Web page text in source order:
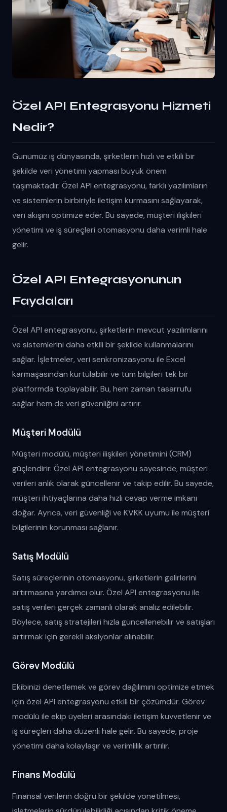
Özel API Entegrasyonu Hizmeti
Nedir?
Günümüz iş dünyasında, şirketlerin hızlı ve etkili bir
şekilde veri yönetimi yapması büyük önem
taşımaktadır. Özel API entegrasyonu, farklı yazılımların
ve sistemlerin birbiriyle iletişim kurmasını sağlayarak,
veri akışını optimize eder. Bu sayede, müşteri ilişkileri
yönetimi ve iş süreçleri otomasyonu daha verimli hale
gelir.
Özel API Entegrasyonunun
Faydaları
Özel API entegrasyonu, şirketlerin mevcut yazılımlarını
ve sistemlerini daha etkili bir şekilde kullanmalarını
sağlar. İşletmeler, veri senkronizasyonu ile Excel
karmaşasından kurtulabilir ve tüm bilgileri tek bir
platformda toplayabilir. Bu, hem zaman tasarrufu
sağlar hem de veri güvenliğini artırır.
Müşteri Modülü
Müşteri modülü, müşteri ilişkileri yönetimini (CRM)
güçlendirir. Özel API entegrasyonu sayesinde, müşteri
verileri anlık olarak güncellenir ve takip edilir. Bu sayede,
müşteri ihtiyaçlarına daha hızlı cevap verme imkanı
doğar. Ayrıca, veri güvenliği ve KVKK uyumu ile müşteri
bilgilerinin korunması sağlanır.
Satış Modülü
Satış süreçlerinin otomasyonu, şirketlerin gelirlerini
artırmasına yardımcı olur. Özel API entegrasyonu ile
satış verileri gerçek zamanlı olarak analiz edilebilir.
Böylece, satış stratejileri hızla güncellenebilir ve satışları
artırmak için gerekli aksiyonlar alınabilir.
Görev Modülü
Ekibinizi denetlemek ve görev dağılımını optimize etmek
için özel API entegrasyonu etkili bir çözümdür. Görev
modülü ile ekip üyeleri arasındaki iletişim kuvvetlenir ve
iş süreçleri daha düzenli hale gelir. Bu sayede, proje
yönetimi daha kolaylaşır ve verimlilik artırılır.
Finans Modülü
Finansal verilerin doğru bir şekilde yönetilmesi,